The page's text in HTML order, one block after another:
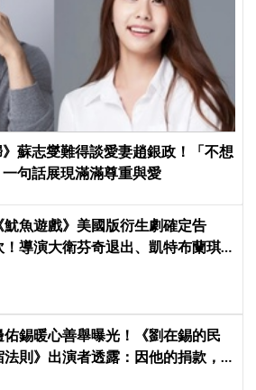
》蘇志燮難得談愛妻趙銀政！「不想
句話展現滿滿尊重與愛
魷魚遊戲》美國版衍生劇確定告
！導演大衛芬奇退出、凱特布蘭琪
佑錫暖心善舉曝光！《劉在錫的民
法則》出演者透露：因他的捐款，